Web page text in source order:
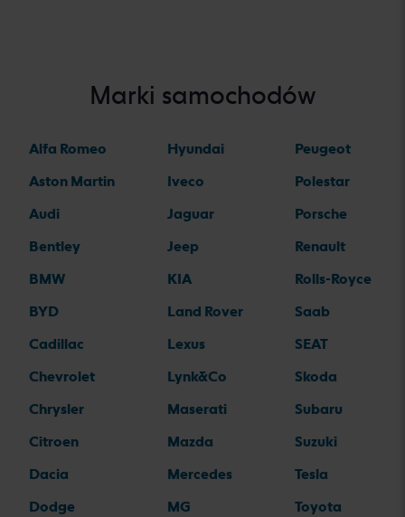
Marki samochodów
Alfa Romeo
Aston Martin
Audi
Bentley
BMW
BYD
Cadillac
Chevrolet
Chrysler
Citroen
Dacia
Dodge
Hyundai
Iveco
Jaguar
Jeep
KIA
Land Rover
Lexus
Lynk&Co
Maserati
Mazda
Mercedes
MG
Peugeot
Polestar
Porsche
Renault
Rolls-Royce
Saab
SEAT
Skoda
Subaru
Suzuki
Tesla
Toyota